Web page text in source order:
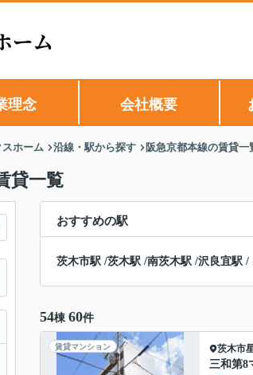
理念 会社概要
スホーム 沿線・駅から探す 阪急京都本線の賃貸一
貸一覧
おすすめの駅
茨木市駅 /茨木駅 /南茨木駅 /沢良宜駅 /
54棟 60件
賃貸マンション 茨木市
三和第8